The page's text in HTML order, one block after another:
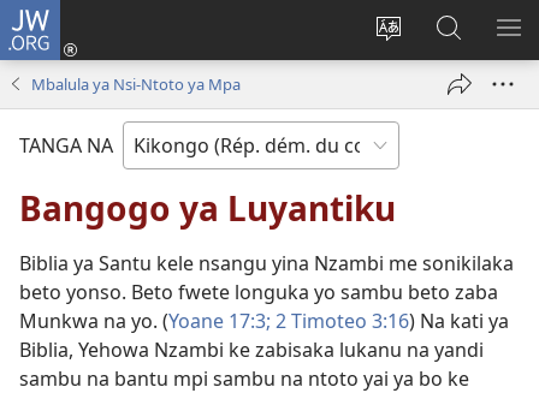
JW.ORG
Soba
site
yai
Kukota
(ke
ya
mpa)
Kusosa
na
JW.ORG
Mbalula ya Nsi-Ntoto ya Mpa
TANGA NA
Bangogo ya Luyantiku
Biblia ya Santu kele nsangu yina Nzambi me sonikilaka
beto yonso. Beto fwete longuka yo sambu beto zaba
Munkwa na yo. (Yoane 17:3; 2 Timoteo 3:16) Na kati ya
Biblia, Yehowa Nzambi ke zabisaka lukanu na yandi
sambu na bantu mpi sambu na ntoto yai ya bo ke